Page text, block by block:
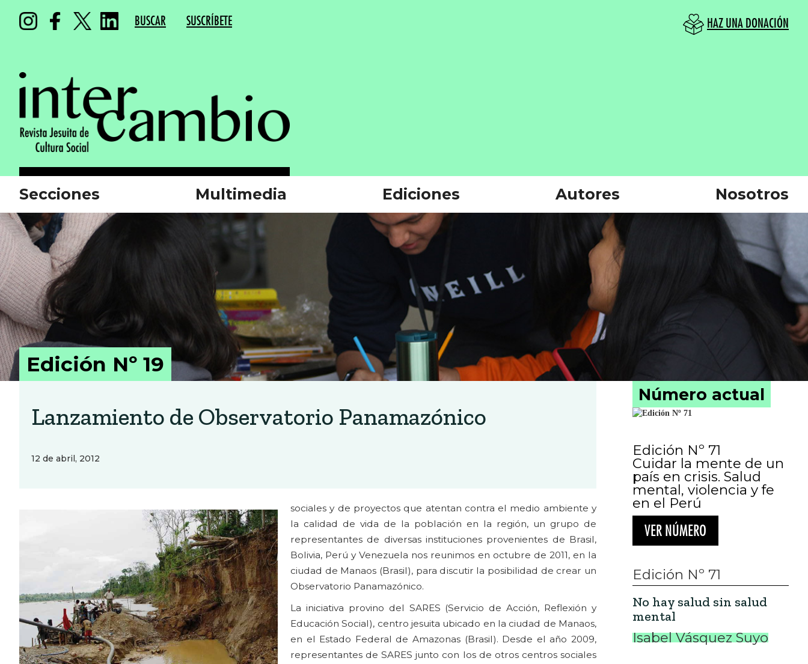
BUSCAR SUSCRÍBETE HAZ UNA DONACIÓN
Secciones Multimedia Ediciones Autores Nosotros
Edición Nº 19
Lanzamiento de Observatorio Panamazónico
12 de abril, 2012
sociales y de proyectos que atentan contra el medio ambiente y
la calidad de vida de la población en la región, un grupo de
representantes de diversas instituciones provenientes de Brasil,
Bolivia, Perú y Venezuela nos reunimos en octubre de 2011, en la
ciudad de Manaos (Brasil), para discutir la posibilidad de crear un
Observatorio Panamazónico.
La iniciativa provino del SARES (Servicio de Acción, Reflexión y
Educación Social), centro jesuita ubicado en la ciudad de Manaos,
en el Estado Federal de Amazonas (Brasil). Desde el año 2009,
representantes de SARES junto con los de otros centros sociales
Número actual
Edición Nº 71
Cuidar la mente de un
país en crisis. Salud
mental, violencia y fe
en el Perú
VER NÚMERO
Edición Nº 71
No hay salud sin salud
mental
Isabel Vásquez Suyo